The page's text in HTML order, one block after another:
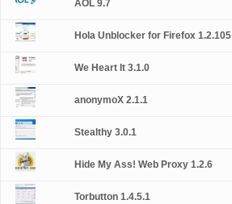
AOL 9.7
Hola Unblocker for Firefox 1.2.105
We Heart It 3.1.0
anonymoX 2.1.1
Stealthy 3.0.1
Hide My Ass! Web Proxy 1.2.6
Torbutton 1.4.5.1